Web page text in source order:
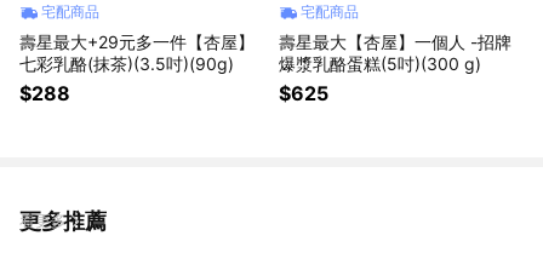
宅配商品
壽星最大+29元多一件【杏屋】
七彩乳酪(抹茶)(3.5吋)(90g)
$288
宅配商品
壽星最大【杏屋】一個人 -招牌
爆漿乳酪蛋糕(5吋)(300 g)
$625
更多推薦
看更多